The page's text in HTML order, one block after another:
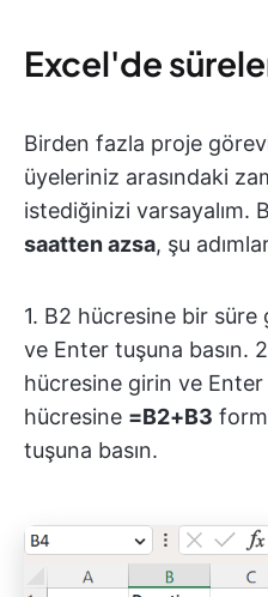
Excel'de
Birden fazla proje
üyeleriniz arasındaki
istediğinizi varsayalım.
saatten azsa, şu
1. B2 hücresine bir
ve Enter tuşuna basın.
hücresine girin ve Enter
hücresine =B2+B3
tuşuna basın.